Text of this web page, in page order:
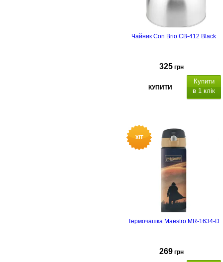
Чайник Con Brio CB-412 Black
325 грн
КУПИТИ
Купити
в 1 клік
одвійне дно.
Термочашка Maestro MR-1634-D
269 грн